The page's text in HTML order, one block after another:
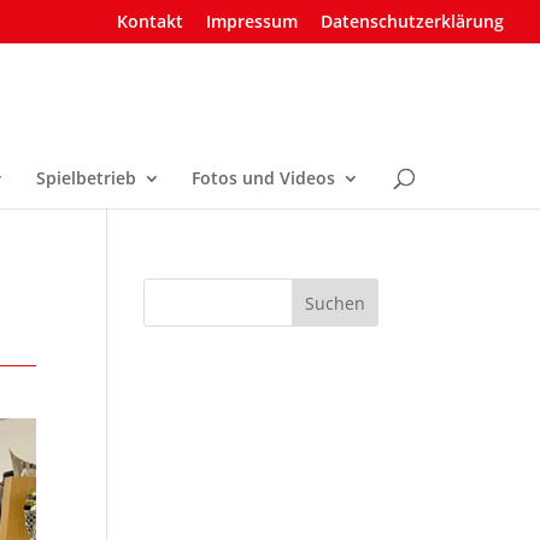
Kontakt Impressum Datenschutzerklärung
Spielbetrieb Fotos und Videos
Suchen